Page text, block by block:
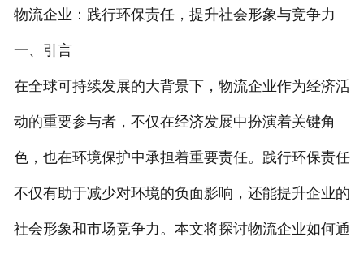
物流企业：践行环保责任，提升社会形象与竞争力
一、引言
在全球可持续发展的大背景下，物流企业作为经济活
动的重要参与者，不仅在经济发展中扮演着关键角
色，也在环境保护中承担着重要责任。践行环保责任
不仅有助于减少对环境的负面影响，还能提升企业的
社会形象和市场竞争力。本文将探讨物流企业如何通